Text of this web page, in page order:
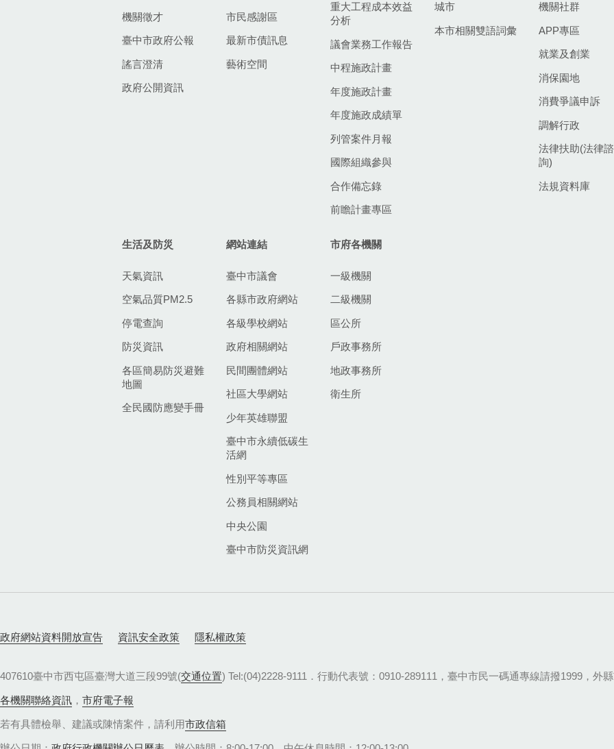
機關徵才
臺中市政府公報
謠言澄清
政府公開資訊
市民感謝區
最新市債訊息
藝術空間
重大工程成本效益
分析
議會業務工作報告
中程施政計畫
年度施政計畫
年度施政成績單
列管案件月報
國際組織參與
合作備忘錄
前瞻計畫專區
城市
本市相關雙語詞彙
機關社群
APP專區
就業及創業
消保園地
消費爭議申訴
調解行政
法律扶助(法律諮
詢)
法規資料庫
生活及防災
天氣資訊
空氣品質PM2.5
停電查詢
防災資訊
各區簡易防災避難
地圖
全民國防應變手冊
網站連結
臺中市議會
各縣市政府網站
各級學校網站
政府相關網站
民間團體網站
社區大學網站
少年英雄聯盟
臺中市永續低碳生
活網
性別平等專區
公務員相關網站
中央公園
臺中市防災資訊網
市府各機關
一級機關
二級機關
區公所
戶政事務所
地政事務所
衛生所
政府網站資料開放宣告 資訊安全政策 隱私權政策
407610臺中市西屯區臺灣大道三段99號(交通位置) Tel:(04)2228-9111．行動代表號：0910-289111，臺中市民一碼通專線請撥1999，外
各機關聯絡資訊 ， 市府電子報
若有具體檢舉、建議或陳情案件，請利用市政信箱